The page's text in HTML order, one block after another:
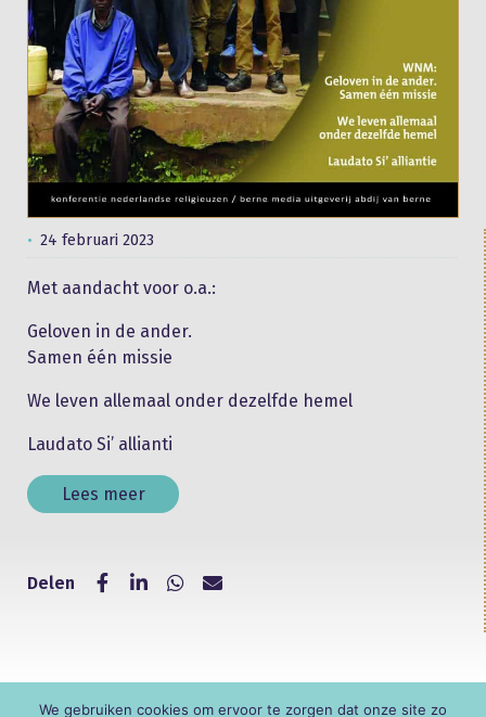
24 februari 2023
Met aandacht voor o.a.:
Geloven in de ander.
Samen één missie
We leven allemaal onder dezelfde hemel
Laudato Si’ allianti
Lees meer
Delen
We gebruiken cookies om ervoor te zorgen dat onze site zo